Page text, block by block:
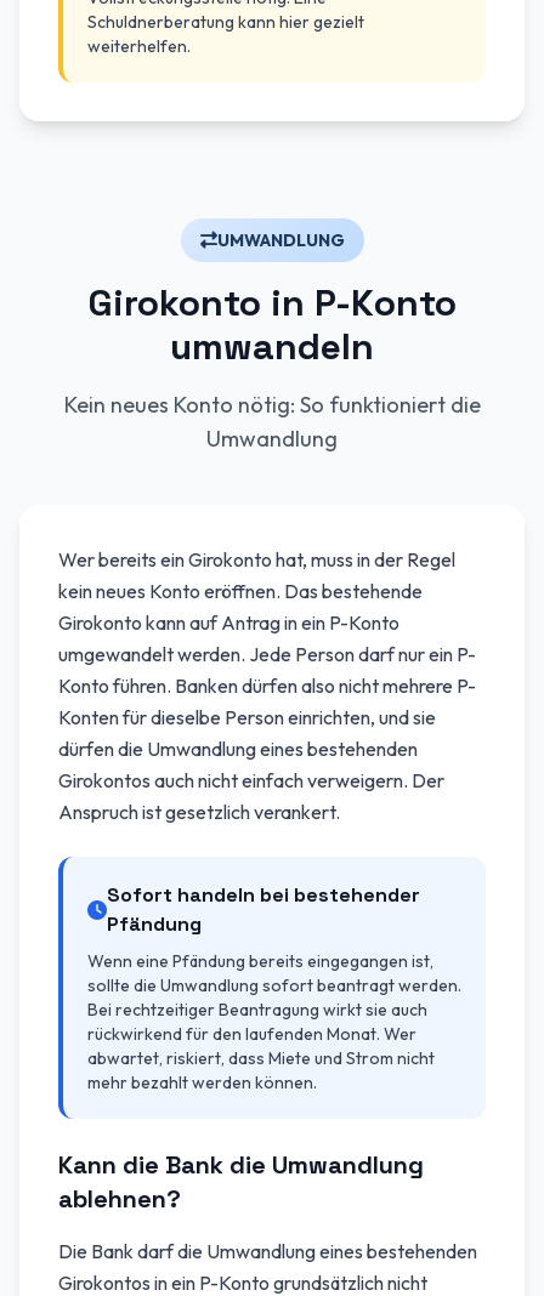
Schuldnerberatung kann hier gezielt
weiterhelfen.
UMWANDLUNG
Girokonto in P-Konto
umwandeln
Kein neues Konto nötig: So funktioniert die
Umwandlung
Wer bereits ein Girokonto hat, muss in der Regel
kein neues Konto eröffnen. Das bestehende
Girokonto kann auf Antrag in ein P-Konto
umgewandelt werden. Jede Person darf nur ein P-
Konto führen. Banken dürfen also nicht mehrere P-
Konten für dieselbe Person einrichten, und sie
dürfen die Umwandlung eines bestehenden
Girokontos auch nicht einfach verweigern. Der
Anspruch ist gesetzlich verankert.
Sofort handeln bei bestehender
Pfändung
Wenn eine Pfändung bereits eingegangen ist,
sollte die Umwandlung sofort beantragt werden.
Bei rechtzeitiger Beantragung wirkt sie auch
rückwirkend für den laufenden Monat. Wer
abwartet, riskiert, dass Miete und Strom nicht
mehr bezahlt werden können.
Kann die Bank die Umwandlung
ablehnen?
Die Bank darf die Umwandlung eines bestehenden
Girokontos in ein P-Konto grundsätzlich nicht